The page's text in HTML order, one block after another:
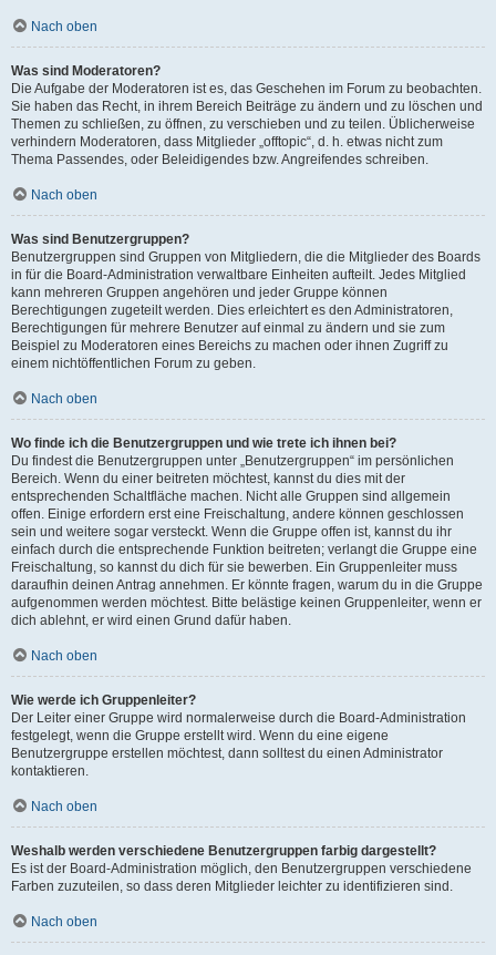
Nach oben
Was sind Moderatoren?
Die Aufgabe der Moderatoren ist es, das Geschehen im Forum zu beobachten.
Sie haben das Recht, in ihrem Bereich Beiträge zu ändern und zu löschen und
Themen zu schließen, zu öffnen, zu verschieben und zu teilen. Üblicherweise
verhindern Moderatoren, dass Mitglieder „offtopic“, d. h. etwas nicht zum
Thema Passendes, oder Beleidigendes bzw. Angreifendes schreiben.
Nach oben
Was sind Benutzergruppen?
Benutzergruppen sind Gruppen von Mitgliedern, die die Mitglieder des Boards
in für die Board-Administration verwaltbare Einheiten aufteilt. Jedes Mitglied
kann mehreren Gruppen angehören und jeder Gruppe können
Berechtigungen zugeteilt werden. Dies erleichtert es den Administratoren,
Berechtigungen für mehrere Benutzer auf einmal zu ändern und sie zum
Beispiel zu Moderatoren eines Bereichs zu machen oder ihnen Zugriff zu
einem nichtöffentlichen Forum zu geben.
Nach oben
Wo finde ich die Benutzergruppen und wie trete ich ihnen bei?
Du findest die Benutzergruppen unter „Benutzergruppen“ im persönlichen
Bereich. Wenn du einer beitreten möchtest, kannst du dies mit der
entsprechenden Schaltfläche machen. Nicht alle Gruppen sind allgemein
offen. Einige erfordern erst eine Freischaltung, andere können geschlossen
sein und weitere sogar versteckt. Wenn die Gruppe offen ist, kannst du ihr
einfach durch die entsprechende Funktion beitreten; verlangt die Gruppe eine
Freischaltung, so kannst du dich für sie bewerben. Ein Gruppenleiter muss
daraufhin deinen Antrag annehmen. Er könnte fragen, warum du in die Gruppe
aufgenommen werden möchtest. Bitte belästige keinen Gruppenleiter, wenn er
dich ablehnt, er wird einen Grund dafür haben.
Nach oben
Wie werde ich Gruppenleiter?
Der Leiter einer Gruppe wird normalerweise durch die Board-Administration
festgelegt, wenn die Gruppe erstellt wird. Wenn du eine eigene
Benutzergruppe erstellen möchtest, dann solltest du einen Administrator
kontaktieren.
Nach oben
Weshalb werden verschiedene Benutzergruppen farbig dargestellt?
Es ist der Board-Administration möglich, den Benutzergruppen verschiedene
Farben zuzuteilen, so dass deren Mitglieder leichter zu identifizieren sind.
Nach oben